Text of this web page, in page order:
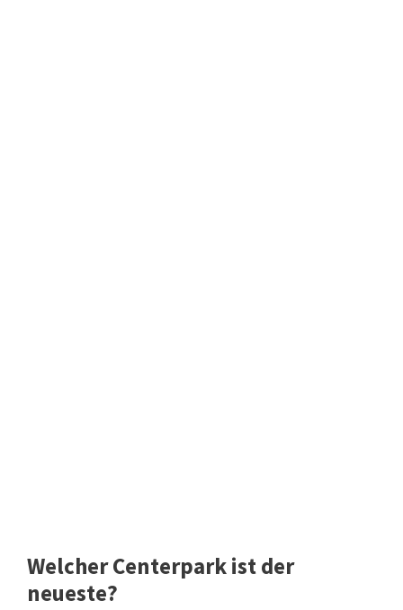
Welcher Centerpark ist der
neueste?